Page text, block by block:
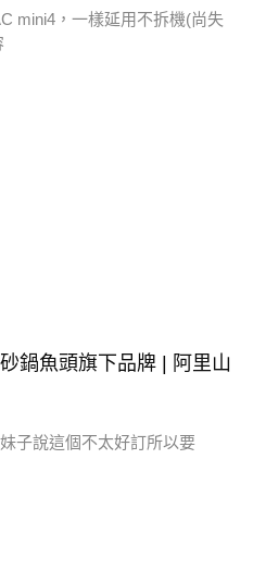
mini4，一樣延用不拆機(尚失
鍋魚頭旗下品牌 | 阿里山
子說這個不太好訂所以要